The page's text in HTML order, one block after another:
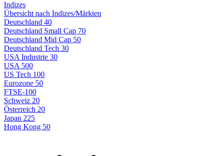
Indizes
Übersicht nach Indizes/Märkten
Deutschland 40
Deutschland Small Cap 70
Deutschland Mid Cap 50
Deutschland Tech 30
USA Industrie 30
USA 500
US Tech 100
Eurozone 50
FTSE-100
Schweiz 20
Österreich 20
Japan 225
Hong Kong 50